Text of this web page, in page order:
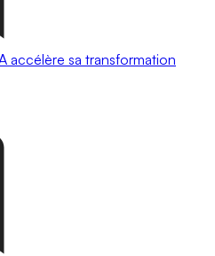
accélère sa transformation